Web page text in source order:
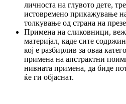
личноста на глувото дете,
истовремено прикажување
толкување од страна на
Примена на сликовници,
материјал, каде сите
кој е разбирлив за оваа
примена на апстрактни
нивната примена, да биде
ќе ги објаснат.